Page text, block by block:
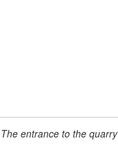
The entrance to the quarry